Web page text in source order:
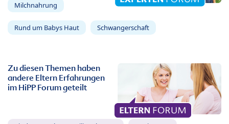
Milchnahrung
Rund um Babys Haut Schwangerschaft
Zu diesen Themen haben
andere Eltern Erfahrungen
im HiPP Forum geteilt